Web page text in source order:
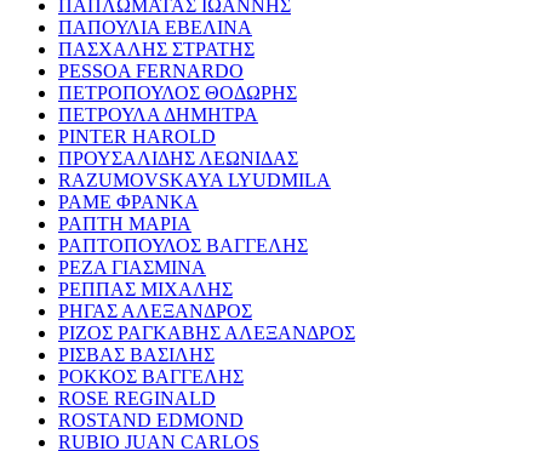
ΠΑΠΛΩΜΑΤΑΣ ΙΩΑΝΝΗΣ
ΠΑΠΟΥΛΙΑ ΕΒΕΛΙΝΑ
ΠΑΣΧΑΛΗΣ ΣΤΡΑΤΗΣ
PESSOA FERNARDO
ΠΕΤΡΟΠΟΥΛΟΣ ΘΟΔΩΡΗΣ
ΠΕΤΡΟΥΛΑ ΔΗΜΗΤΡΑ
PINTER HAROLD
ΠΡΟΥΣΑΛΙΔΗΣ ΛΕΩΝΙΔΑΣ
RAZUMOVSKAYA LYUDMILA
ΡΑΜΕ ΦΡΑΝΚΑ
ΡΑΠΤΗ ΜΑΡΙΑ
ΡΑΠΤΟΠΟΥΛΟΣ ΒΑΓΓΕΛΗΣ
ΡΕΖΑ ΓΙΑΣΜΙΝΑ
ΡΕΠΠΑΣ ΜΙΧΑΛΗΣ
ΡΗΓΑΣ ΑΛΕΞΑΝΔΡΟΣ
ΡΙΖΟΣ ΡΑΓΚΑΒΗΣ ΑΛΕΞΑΝΔΡΟΣ
ΡΙΣΒΑΣ ΒΑΣΙΛΗΣ
ΡΟΚΚΟΣ ΒΑΓΓΕΛΗΣ
ROSE REGINALD
ROSTAND EDMOND
RUBIO JUAN CARLOS